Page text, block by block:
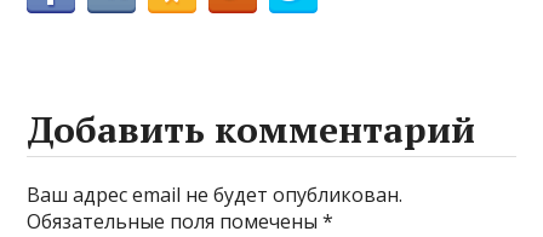
Добавить комментарий
Ваш адрес email не будет опубликован.
Обязательные поля помечены*